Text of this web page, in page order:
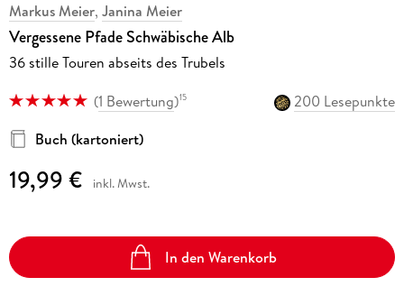
Markus Meier, Janina Meier
Vergessene Pfade Schwäbische Alb
36 stille Touren abseits des Trubels
(1 Bewertung)15
200 Lesepunkte
Buch (kartoniert)
19,99 € inkl. Mwst.
In den Warenkorb